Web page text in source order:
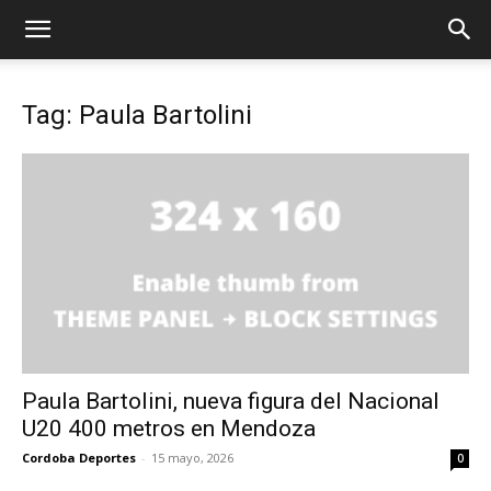
Tag: Paula Bartolini
Paula Bartolini, nueva figura del Nacional
U20 400 metros en Mendoza
Cordoba Deportes - 15 mayo, 2026 0